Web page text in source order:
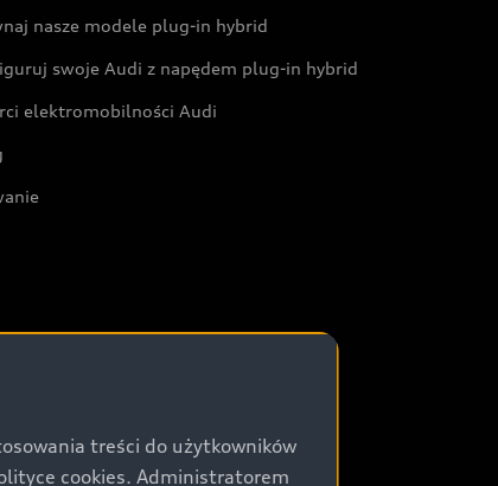
nasze modele plug-in hybrid
swoje Audi z napędem plug-in hybrid
elektromobilności Audi
treści do użytkowników
cookies. Administratorem